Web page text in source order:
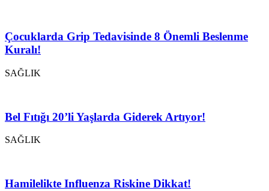
Çocuklarda Grip Tedavisinde 8 Önemli Beslenme
Kuralı!
SAĞLIK
Bel Fıtığı 20’li Yaşlarda Giderek Artıyor!
SAĞLIK
Hamilelikte Influenza Riskine Dikkat!